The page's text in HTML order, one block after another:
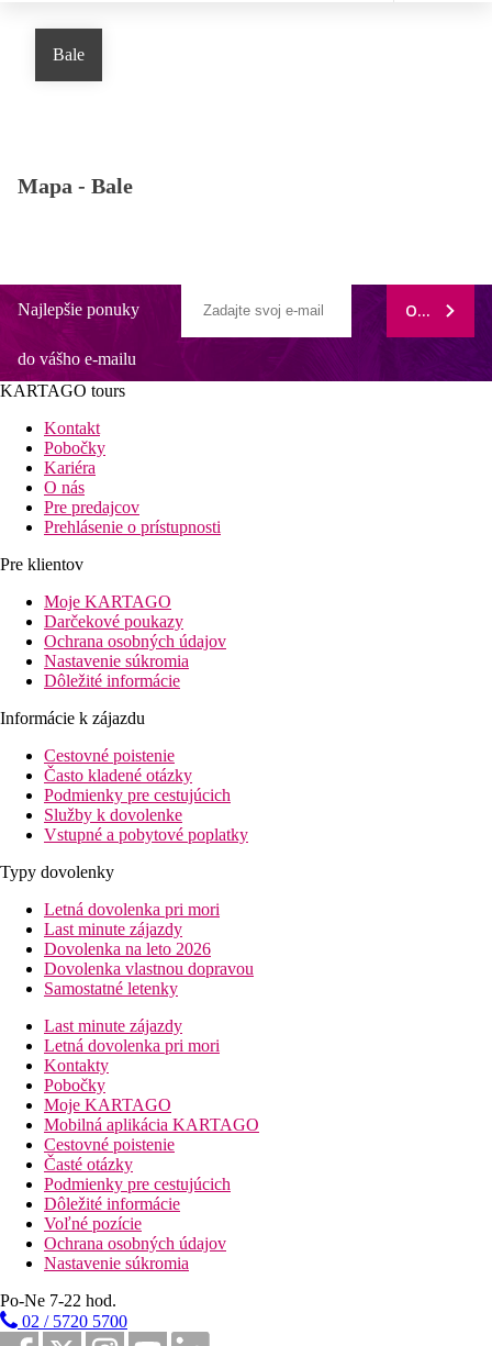
Bale
Mapa - Bale
Najlepšie ponuky
do vášho e-mailu
ODOBERAŤ
KARTAGO tours
Kontakt
Pobočky
Kariéra
O nás
Pre predajcov
Prehlásenie o prístupnosti
Pre klientov
Moje KARTAGO
Darčekové poukazy
Ochrana osobných údajov
Nastavenie súkromia
Dôležité informácie
Informácie k zájazdu
Cestovné poistenie
Často kladené otázky
Podmienky pre cestujúcich
Služby k dovolenke
Vstupné a pobytové poplatky
Typy dovolenky
Letná dovolenka pri mori
Last minute zájazdy
Dovolenka na leto 2026
Dovolenka vlastnou dopravou
Samostatné letenky
Last minute zájazdy
Letná dovolenka pri mori
Kontakty
Pobočky
Moje KARTAGO
Mobilná aplikácia KARTAGO
Cestovné poistenie
Časté otázky
Podmienky pre cestujúcich
Dôležité informácie
Voľné pozície
Ochrana osobných údajov
Nastavenie súkromia
Po-Ne 7-22 hod.
02 / 5720 5700